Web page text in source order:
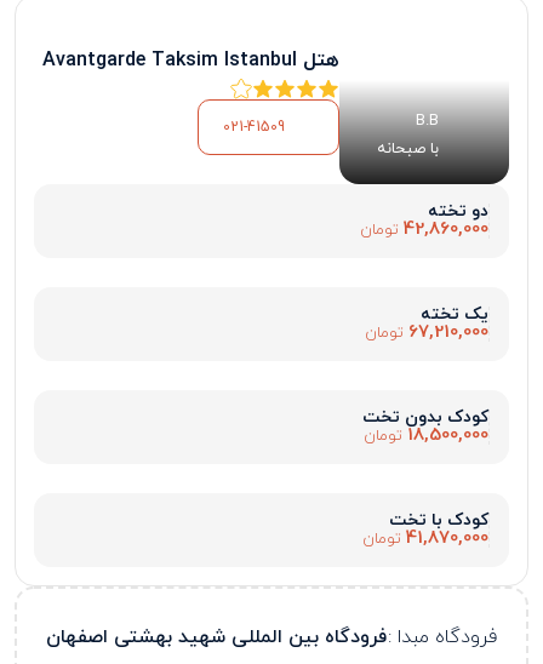
B.B
با صبحانه
هتل Avantgarde Taksim Istanbul
021-41509
دو تخته
42,860,000 تومان
یک تخته
67,210,000 تومان
کودک بدون تخت
18,500,000 تومان
کودک با تخت
41,870,000 تومان
فرودگاه مبدا :فرودگاه بین المللی شهید بهشتی اصفهان